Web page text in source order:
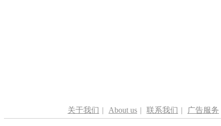
关于我们 | About us | 联系我们 | 广告服务